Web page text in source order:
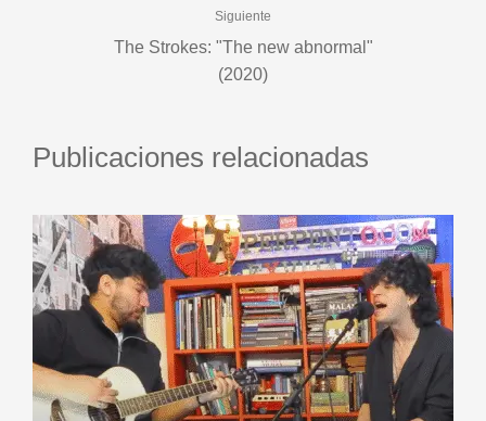
Siguiente
The Strokes: "The new abnormal"
(2020)
Publicaciones relacionadas